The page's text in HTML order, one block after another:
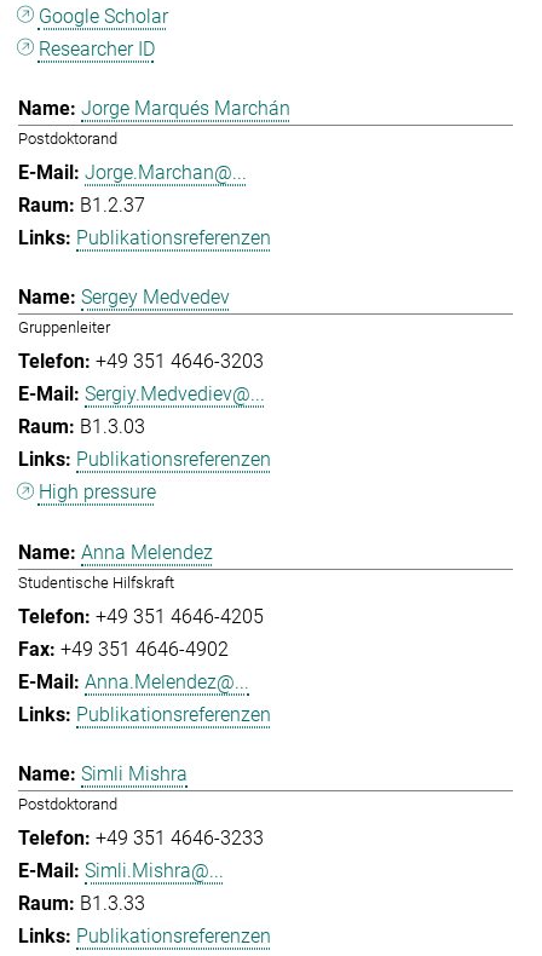
Google Scholar
Researcher ID
Jorge Marqués Marchán
Postdoktorand
Jorge.Marchan@...
B1.2.37
Publikationsreferenzen
Sergey Medvedev
Gruppenleiter
+49 351 4646-3203
Sergiy.Medvediev@...
B1.3.03
Publikationsreferenzen
High pressure
Anna Melendez
Studentische Hilfskraft
+49 351 4646-4205
+49 351 4646-4902
Anna.Melendez@...
Publikationsreferenzen
Simli Mishra
Postdoktorand
+49 351 4646-3233
Simli.Mishra@...
B1.3.33
Publikationsreferenzen